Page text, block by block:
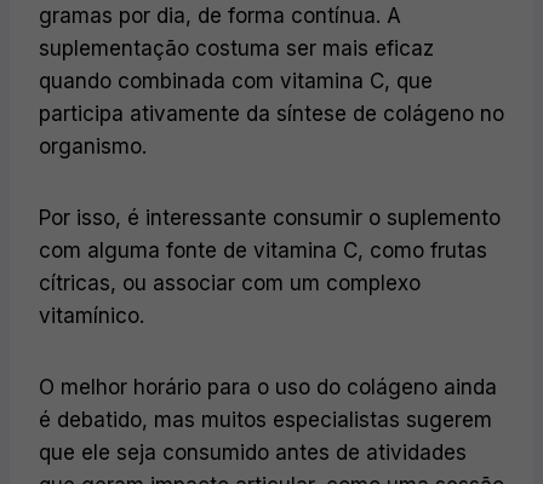
gramas por dia, de forma contínua. A
suplementação costuma ser mais eficaz
quando combinada com vitamina C, que
participa ativamente da síntese de colágeno no
organismo.
Por isso, é interessante consumir o suplemento
com alguma fonte de vitamina C, como frutas
cítricas, ou associar com um complexo
vitamínico.
O melhor horário para o uso do colágeno ainda
é debatido, mas muitos especialistas sugerem
que ele seja consumido antes de atividades